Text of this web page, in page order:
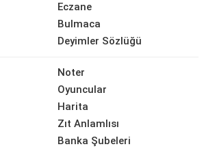
Eczane
Bulmaca
Deyimler Sözlüğü
Noter
Oyuncular
Harita
Zıt Anlamlısı
Banka Şubeleri